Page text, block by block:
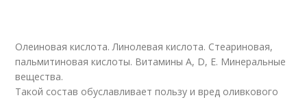
Олеиновая кислота. Линолевая кислота. Стеариновая,
пальмитиновая кислоты. Витамины А, D, E. Минеральные
вещества.
Такой состав обуславливает пользу и вред оливкового